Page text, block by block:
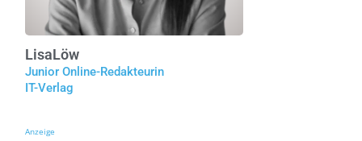
LisaLöw
Junior Online-Redakteurin
IT-Verlag
Anzeige